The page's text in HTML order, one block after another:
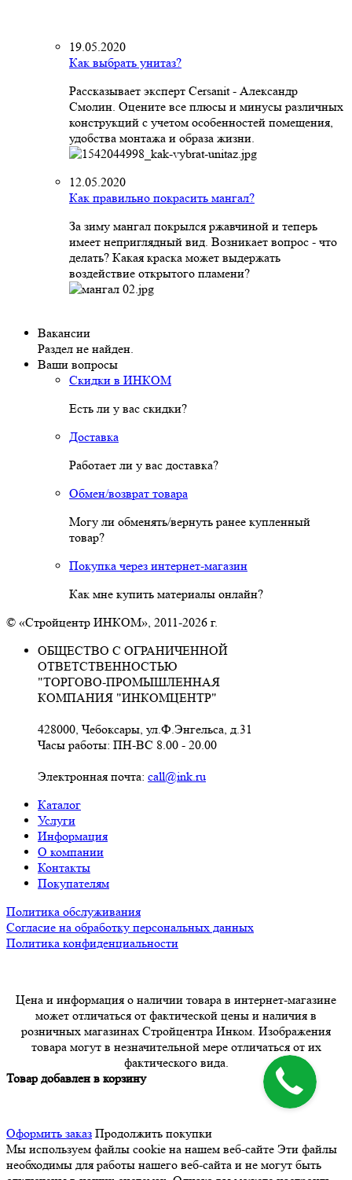
19.05.2020
Как выбрать унитаз?
Рассказывает эксперт Cersanit - Александр
Смолин. Оцените все плюсы и минусы различных
конструкций с учетом особенностей помещения,
удобства монтажа и образа жизни.
12.05.2020
Как правильно покрасить мангал?
За зиму мангал покрылся ржавчиной и теперь
имеет неприглядный вид. Возникает вопрос - что
делать? Какая краска может выдержать
воздействие открытого пламени?
Вакансии
Раздел не найден.
Ваши вопросы
Скидки в ИНКОМ
Есть ли у вас скидки?
Доставка
Работает ли у вас доставка?
Обмен/возврат товара
Могу ли обменять/вернуть ранее купленный
товар?
Покупка через интернет-магазин
Как мне купить материалы онлайн?
© «Стройцентр ИНКОМ», 2011-2026 г.
ОБЩЕСТВО С ОГРАНИЧЕННОЙ
ОТВЕТСТВЕННОСТЬЮ
"ТОРГОВО-ПРОМЫШЛЕННАЯ
КОМПАНИЯ "ИНКОМЦЕНТР"
428000, Чебоксары, ул.Ф.Энгельса, д.31
Часы работы: ПН-ВС 8.00 - 20.00
Электронная почта: call@ink.ru
Каталог
Услуги
Информация
О компании
Контакты
Покупателям
Политика обслуживания
Согласие на обработку персональных данных
Политика конфиденциальности
Цена и информация о наличии товара в интернет-магазине
может отличаться от фактической цены и наличия в
розничных магазинах Стройцентра Инком. Изображения
товара могут в незначительной мере отличаться от их
фактического вида.
Товар добавлен в корзину
Оформить заказ Продолжить покупки
Мы используем файлы cookie на нашем веб-сайте Эти файлы
необходимы для работы нашего веб-сайта и не могут быть